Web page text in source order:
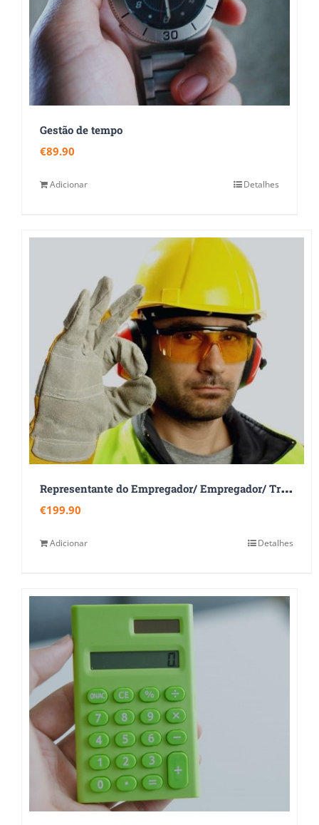
Gestão de tempo
€89.90
Adicionar Detalhes
R
epresentante do Empregador/ Empregador/ Trabalhador Designado
€199.90
Adicionar Detalhes